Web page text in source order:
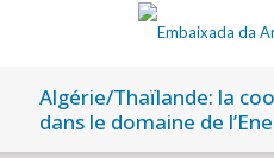
Algérie/Thaïlande: la
dans le domaine de